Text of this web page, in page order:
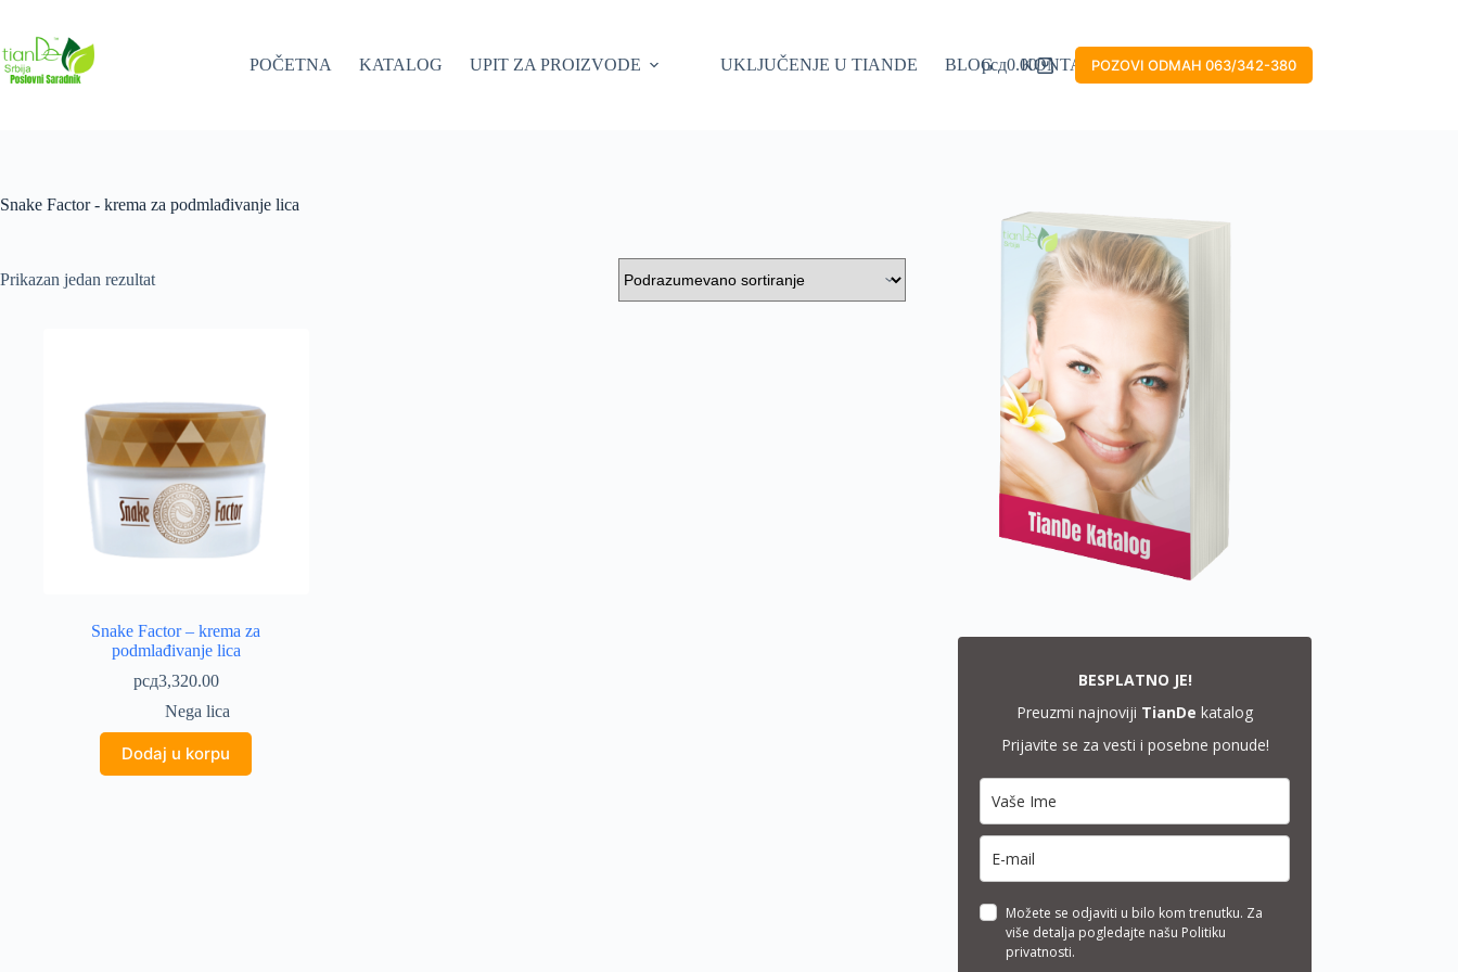
content
POČETNA
KATALOG UPIT ZA PROIZVODE UKLJUČENJE U TIANDE BLOG KONTAKT
Shopping
рсд0.00 POZOVI ODMAH 063/342-380
Snake Factor - krema za podmlađivanje lica
Prikazan jedan rezultat
Snake Factor – krema za
podmlađivanje lica
рсд3,320.00
Nega lica
Dodaj u korpu
BESPLATNO JE!
Preuzmi najnoviji TianDe katalog
Prijavite se za vesti i posebne ponude!
Možete se odjaviti u bilo kom trenutku. Za
više detalja pogledajte našu Politiku
privatnosti.